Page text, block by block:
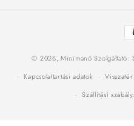
© 2026,Minimanó Szolgáltató:
Kapcsolattartási adatok
Szállítási